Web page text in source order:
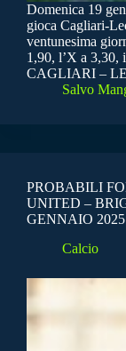
Domenica 19
gioca Cagliari-
ventunesima
1,90, l’X a
CAGLIARI –
Salvo
PROBABILI
UNITED –
GENNAIO 2025
Calcio